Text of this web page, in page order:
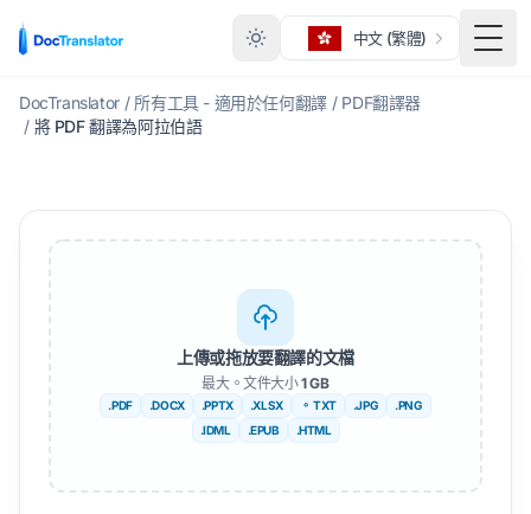
中文 (繁體)
切換
DocTranslator / 所有工具 - 適用於任何翻譯 / PDF翻譯器
/ 將 PDF 翻譯為阿拉伯語
上傳或拖放要翻譯的文檔
最大。文件大小1 GB
.PDF .DOCX .PPTX .XLSX 。 TXT .JPG
.PNG
.IDML
.EPUB .HTML